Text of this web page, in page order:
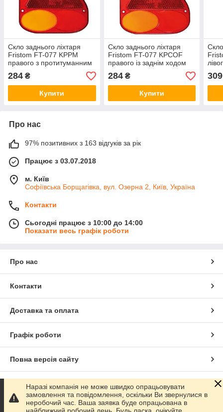
Скло заднього ліхтаря
Fristom FT-077 KPPM
правого з протитуманним
світлом
284 ₴
Купити
Скло заднього ліхтаря
Fristom FT-077 KPCOF
правого із заднім ходом
284₴
Купити
309
Про нас
97% позитивних з 163 відгуків за рік
Працює з 03.07.2018
м. Київ
Софіївська Борщагівка, вул. Озерна 2, Київ, Україна
Контакти
Сьогодні працює з 10:00 до 14:00
Показати весь графік роботи
Про нас
Контакти
Доставка та оплата
Графік роботи
Повна версія сайту
Сайт створено на маркетплейсіProm.ua
Політика конфіденційності
Наразі компанія не може швидко опрацьовувати
замовлення та повідомлення, оскільки Ви звернулися в
неробочий час. Ваша заявка буде опрацьована в